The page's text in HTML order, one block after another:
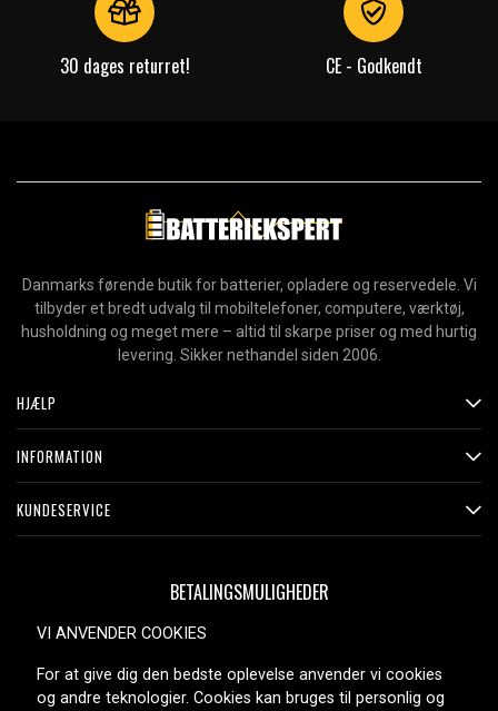
30 dages returret! CE - Godkendt
Danmarks førende butik for batterier, opladere og reservedele. Vi
tilbyder et bredt udvalg til mobiltelefoner, computere, værktøj,
husholdning og meget mere – altid til skarpe priser og med hurtig
levering. Sikker nethandel siden 2006.
HJÆLP
INFORMATION
KUNDESERVICE
BETALINGSMULIGHEDER
LEVERINGSMULIGHEDER
VI ANVENDER COOKIES
For at give dig den bedste oplevelse anvender vi cookies
og andre teknologier. Cookies kan bruges til personlig og